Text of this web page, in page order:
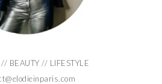
BEAUTY // LIFESTYLE